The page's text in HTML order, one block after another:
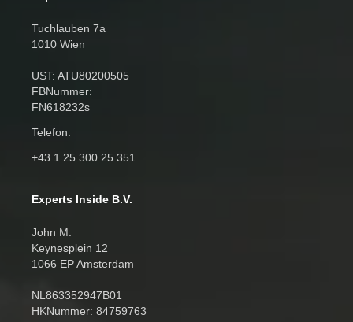
Tuchlauben 7a
1010 Wien
UST: ATU80200505
FBNummer:
FN618232s
Telefon:
+43 1 25 300 25 351
Experts Inside B.V.
John M.
Keynesplein 12
1066 EP Amsterdam
NL863352947B01
HKNummer: 84759763